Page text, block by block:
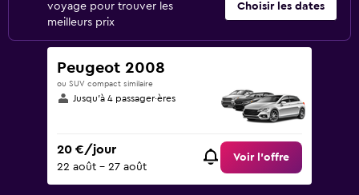
voyage pour trouver les
meilleurs prix
Choisir les dates
Peugeot 2008
ou SUV compact similaire
Jusqu’à 4 passager·ères
20 €/jour
22 août - 27 août
Voir l’offre